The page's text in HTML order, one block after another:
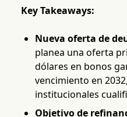
Key Takeaways:
Nueva oferta de
planea una oferta
dólares en bonos
vencimiento en
institucionales
Objetivo de